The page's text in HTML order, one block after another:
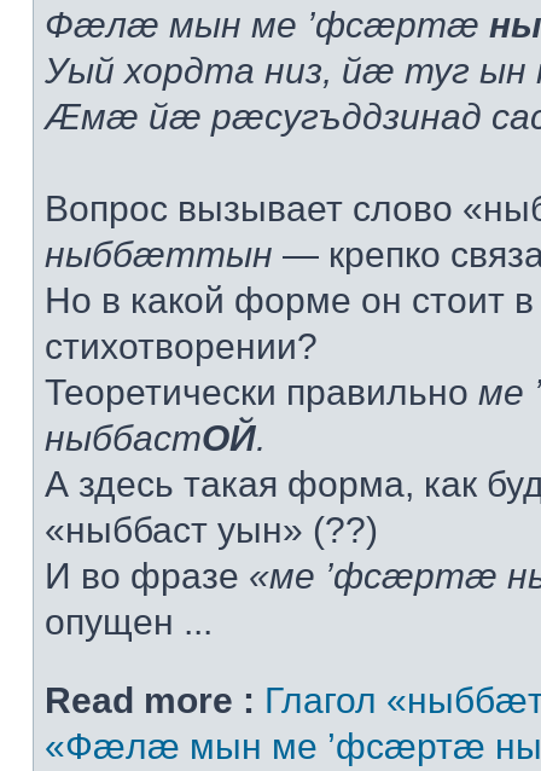
Фæлæ мын ме ’фсæртæ
Уый хордта низ, йæ туг ын
Æмæ йæ рæсугъддзинад
Вопрос вызывает слово
ныббæттын — крепко
Но в какой форме он стоит
стихотворении?
Теоретически правильно ме
ныббастОЙ.
А здесь такая форма, как
«ныббаст уын» (??)
И во фразе «ме ’фсæртæ
опущен ...
Read more : Глагол
«Фæлæ мын ме ’фсæртæ